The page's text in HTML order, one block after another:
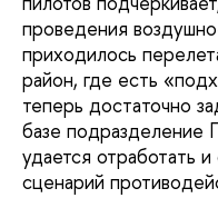
проведения
приходилось
район, где есть
теперь достаточно
базе подразделение
удается отработать
сценарий